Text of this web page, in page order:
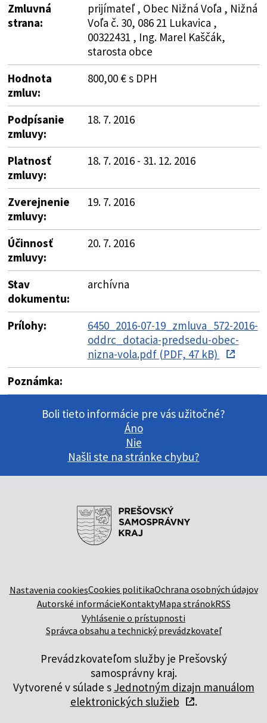
Zmluvná
strana:
prijímateľ , Obec Nižná Voľa , Nižná
Voľa č. 30, 086 21 Lukavica ,
00322431 , Ing. Marel Kaščák,
starosta obce
Hodnota
zmluv:
800,00 € s DPH
Podpísanie
zmluvy:
18. 7. 2016
Platnosť
zmluvy:
18. 7. 2016 - 31. 12. 2016
Zverejnenie
zmluvy:
19. 7. 2016
Účinnosť
zmluvy:
20. 7. 2016
Stav
dokumentu:
archívna
Prílohy:
6450_2016-07-19_zmluva_572-2016-
oddrc_dotacia-predsedu-obec-
nizna-vola.pdf (PDF, 47 kB)
Poznámka:
Boli tieto informácie pre vás užitočné?
Áno
Nie
Našli ste na stránke chybu?
Nastavenia cookiesCookies politikaOchrana osobných údajov
Autorské informácieKontaktyMapa stránokRSS
Vyhlásenie o prístupnosti
Správca obsahu a technický prevádzkovateľ
Prevádzkovateľom služby je Prešovský
samosprávny kraj.
Vytvorené v súlade s Jednotným dizajn manuálom
elektronických služieb
.